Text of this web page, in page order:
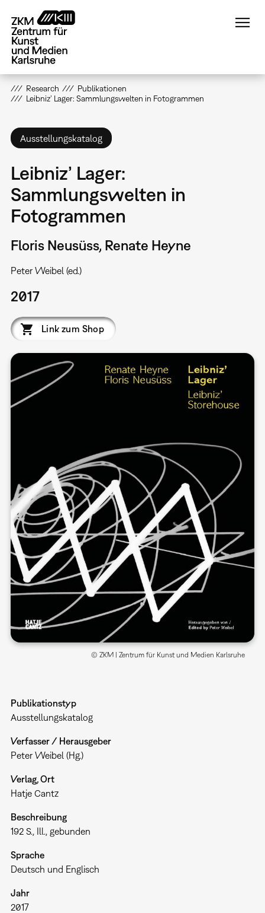
zum
Inhalt
Research
Publikationen
Leibniz’ Lager: Sammlungswelten in Fotogrammen
Ausstellungskatalog
Leibniz’ Lager:
Sammlungswelten in
Fotogrammen
Floris Neusüss, Renate Heyne
Peter Weibel (ed.)
2017
Link zum Shop
© ZKM | Zentrum für Kunst und Medien Karlsruhe
Publikationstyp
Ausstellungskatalog
Verfasser / Herausgeber
Peter Weibel (Hg.)
Verlag, Ort
Hatje Cantz
Beschreibung
192 S., Ill., gebunden
Sprache
Deutsch und Englisch
Jahr
2017